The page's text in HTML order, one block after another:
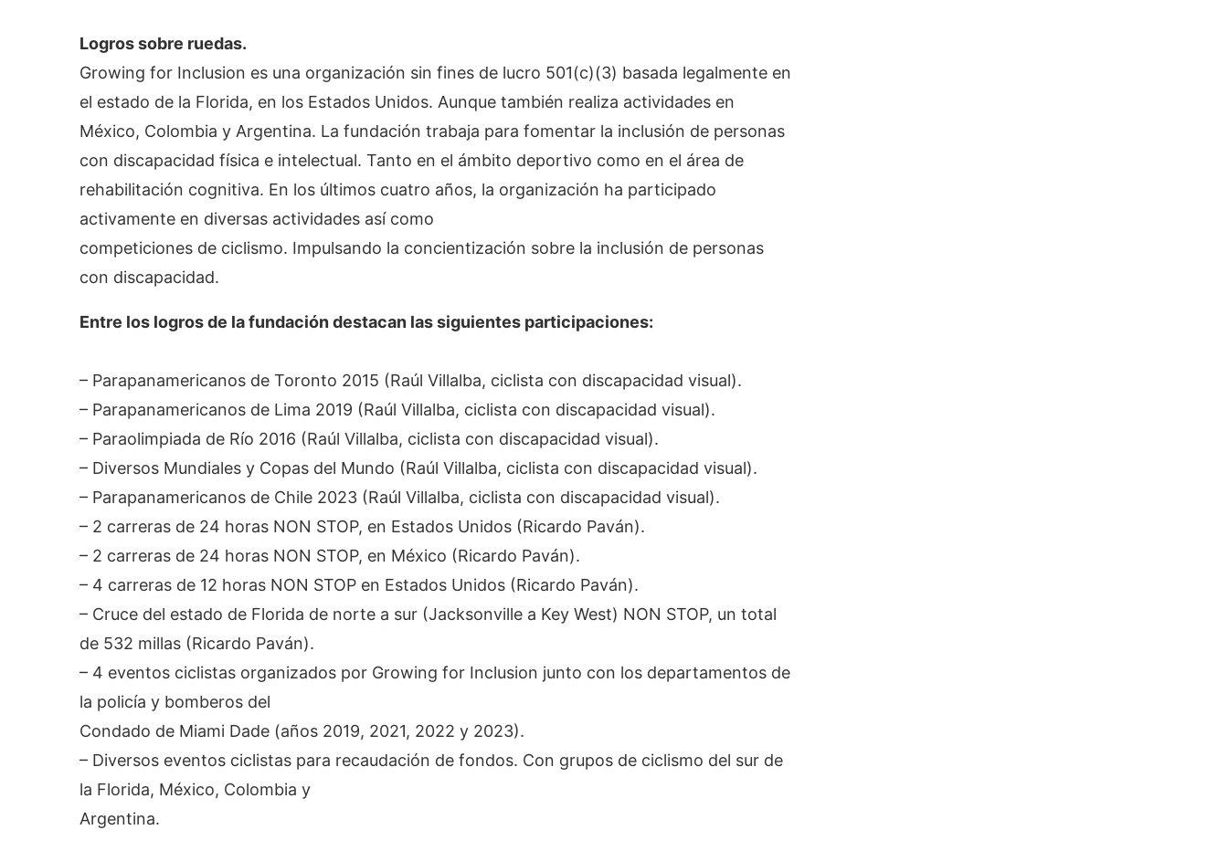
Logros sobre ruedas.
Growing for Inclusion es una organización sin fines de lucro 501(c)(3) basada legalmente en
el estado de la Florida, en los Estados Unidos. Aunque también realiza actividades en
México, Colombia y Argentina. La fundación trabaja para fomentar la inclusión de personas
con discapacidad física e intelectual. Tanto en el ámbito deportivo como en el área de
rehabilitación cognitiva. En los últimos cuatro años, la organización ha participado
activamente en diversas actividades así como
competiciones de ciclismo. Impulsando la concientización sobre la inclusión de personas
con discapacidad.
Entre los logros de la fundación destacan las siguientes participaciones:
– Parapanamericanos de Toronto 2015 (Raúl Villalba, ciclista con discapacidad visual).
– Parapanamericanos de Lima 2019 (Raúl Villalba, ciclista con discapacidad visual).
– Paraolimpiada de Río 2016 (Raúl Villalba, ciclista con discapacidad visual).
– Diversos Mundiales y Copas del Mundo (Raúl Villalba, ciclista con discapacidad visual).
– Parapanamericanos de Chile 2023 (Raúl Villalba, ciclista con discapacidad visual).
– 2 carreras de 24 horas NON STOP, en Estados Unidos (Ricardo Paván).
– 2 carreras de 24 horas NON STOP, en México (Ricardo Paván).
– 4 carreras de 12 horas NON STOP en Estados Unidos (Ricardo Paván).
– Cruce del estado de Florida de norte a sur (Jacksonville a Key West) NON STOP, un total
de 532 millas (Ricardo Paván).
– 4 eventos ciclistas organizados por Growing for Inclusion junto con los departamentos de
la policía y bomberos del
Condado de Miami Dade (años 2019, 2021, 2022 y 2023).
– Diversos eventos ciclistas para recaudación de fondos. Con grupos de ciclismo del sur de
la Florida, México, Colombia y
Argentina.